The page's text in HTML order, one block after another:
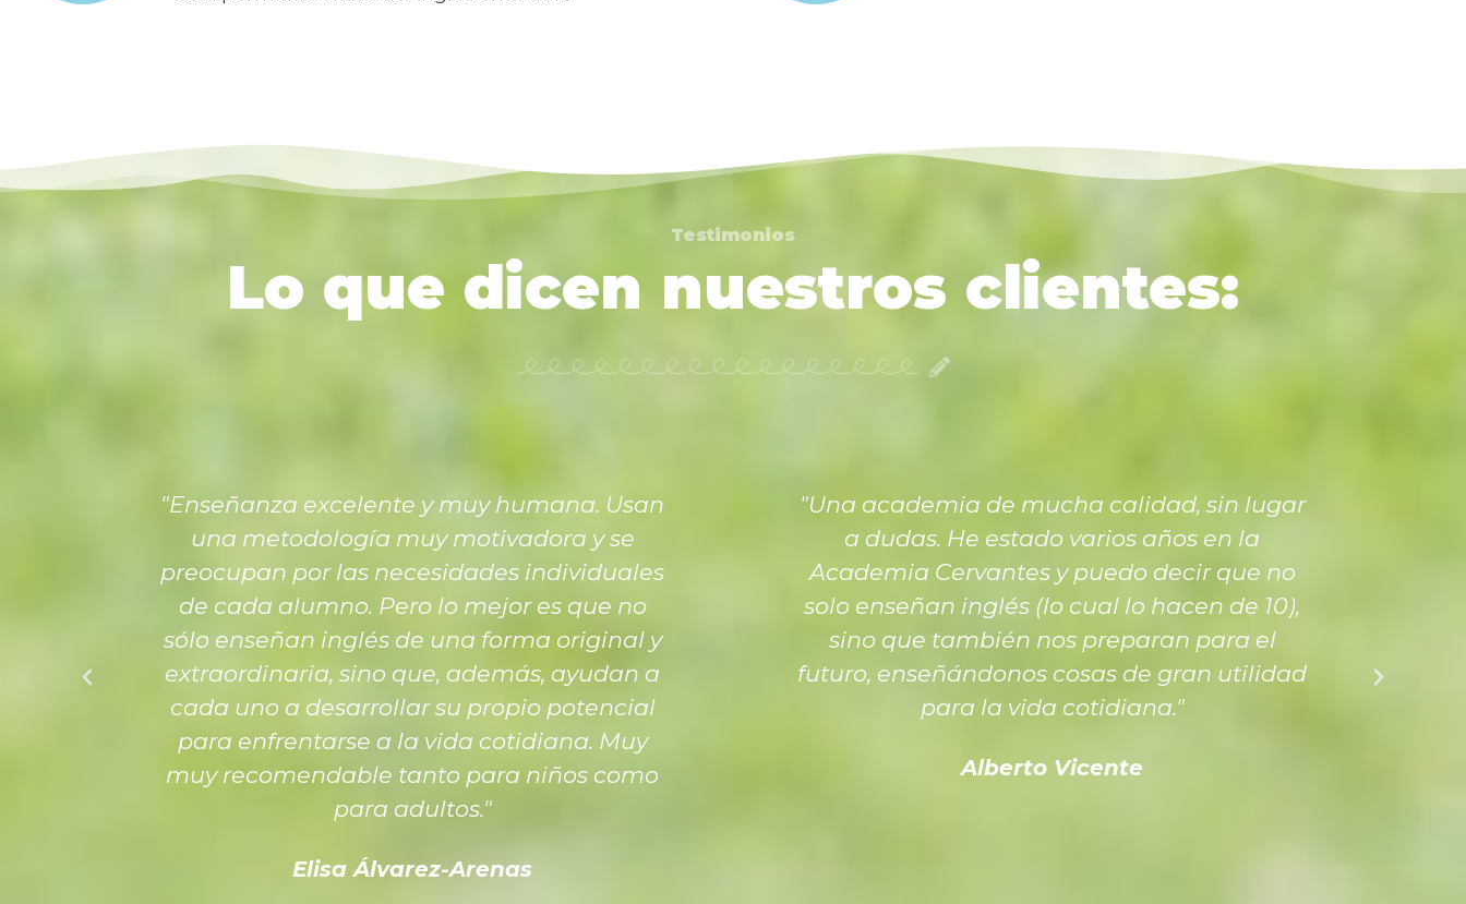
Testimonios
Lo que dicen nuestros clientes:
"Enseñanza excelente y muy humana. Usan
una metodología muy motivadora y se
preocupan por las necesidades individuales
de cada alumno. Pero lo mejor es que no
sólo enseñan inglés de una forma original y
extraordinaria, sino que, además, ayudan a
cada uno a desarrollar su propio potencial
para enfrentarse a la vida cotidiana. Muy
muy recomendable tanto para niños como
para adultos."
Elisa Álvarez-Arenas
"Una academia de mucha calidad, sin lugar
a dudas. He estado varios años en la
Academia Cervantes y puedo decir que no
solo enseñan inglés (lo cual lo hacen de 10),
sino que también nos preparan para el
futuro, enseñándonos cosas de gran utilidad
para la vida cotidiana."
Alberto Vicente